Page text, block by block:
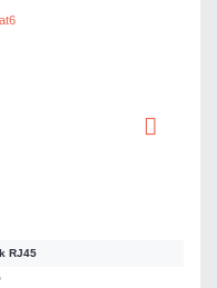
RJ45